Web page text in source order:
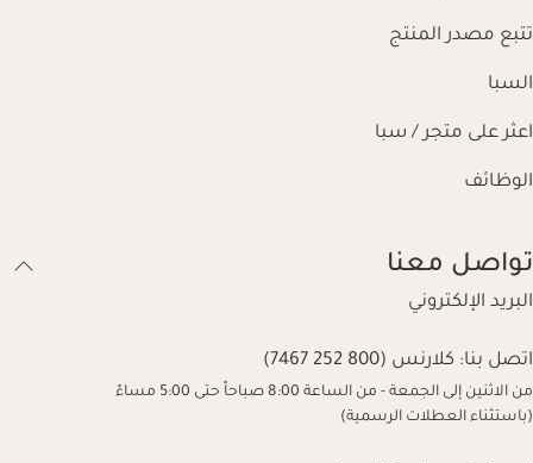
تتبع مصدر المنتج
السبا
اعثر على متجر / سبا
الوظائف
تواصل معنا
البريد الإلكتروني
اتصل بنا: كلارنس (800 252 7467)
من الاثنين إلى الجمعة - من الساعة 8:00 صباحاً حتى 5:00 مساءً
(باستثناء العطلات الرسمية)